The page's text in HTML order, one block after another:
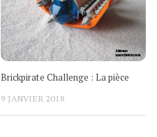
Brickpirate Challenge : La pièce
9 JANVIER 2018